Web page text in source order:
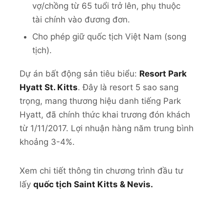
vợ/chồng từ 65 tuổi trở lên, phụ thuộc
tài chính vào đương đơn.
Cho phép giữ quốc tịch Việt Nam (song
tịch).
Dự án bất động sản tiêu biểu: Resort Park
Hyatt St. Kitts. Đây là resort 5 sao sang
trọng, mang thương hiệu danh tiếng Park
Hyatt, đã chính thức khai trương đón khách
từ 1/11/2017. Lợi nhuận hàng năm trung bình
khoảng 3-4%.
Xem chi tiết thông tin chương trình đầu tư
lấy quốc tịch Saint Kitts & Nevis.